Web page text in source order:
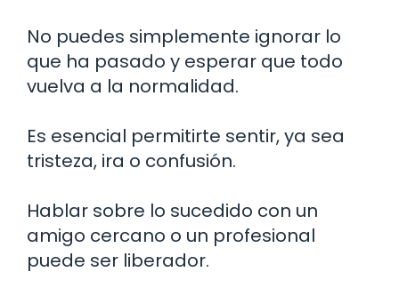
No puedes simplemente ignorar lo
que ha pasado y esperar que todo
vuelva a la normalidad.
Es esencial permitirte sentir, ya sea
tristeza, ira o confusión.
Hablar sobre lo sucedido con un
amigo cercano o un profesional
puede ser liberador.